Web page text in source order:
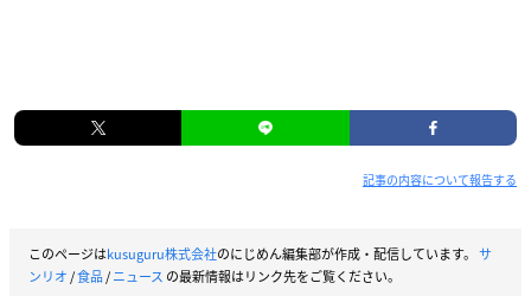
記事の内容について報告する
このページはkusuguru株式会社のにじめん編集部が作成・配信しています。 サ
ンリオ/食品/ニュース の最新情報はリンク先をご覧ください。